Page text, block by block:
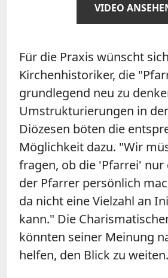
VIDEO
Für die Praxis wünscht
Kirchenhistoriker, die
grundlegend neu zu
Umstrukturierungen in
Diözesen böten die
Möglichkeit dazu. "Wir
fragen, ob die 'Pfarrei' nur
der Pfarrer persönlich
da nicht eine Vielzahl an
kann." Die
könnten seiner Meinung
helfen, den Blick zu weiten.